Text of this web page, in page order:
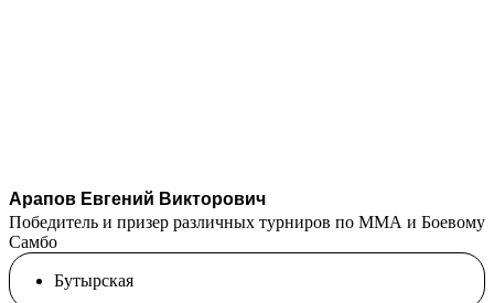
Арапов Евгений Викторович
Победитель и призер различных турниров по ММА и Боевому
Самбо
Бутырская